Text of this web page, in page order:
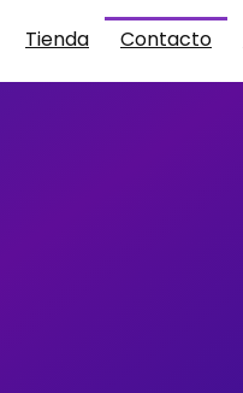
Tienda Contacto